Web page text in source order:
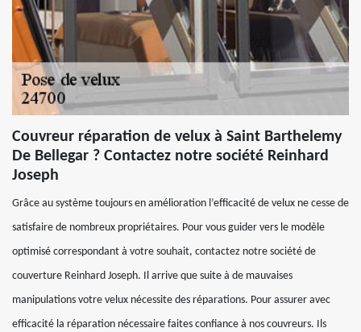
Couvreur réparation de velux à Saint Barthelemy
De Bellegar ? Contactez notre société Reinhard
Joseph
Grâce au système toujours en amélioration l’efficacité de velux ne cesse de
satisfaire de nombreux propriétaires. Pour vous guider vers le modèle
optimisé correspondant à votre souhait, contactez notre société de
couverture Reinhard Joseph. Il arrive que suite à de mauvaises
manipulations votre velux nécessite des réparations. Pour assurer avec
efficacité la réparation nécessaire faites confiance à nos couvreurs. Ils